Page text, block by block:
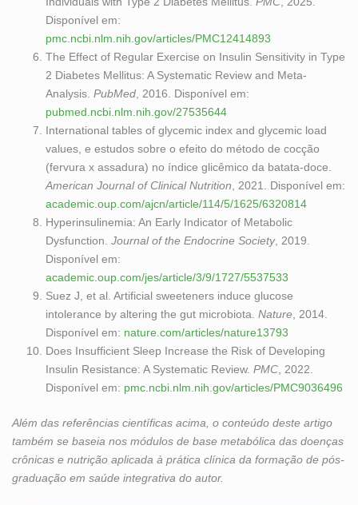
Disponível em:
pmc.ncbi.nlm.nih.gov/articles/PMC12414893
The Effect of Regular Exercise on Insulin Sensitivity in Type
2 Diabetes Mellitus: A Systematic Review and Meta-
Analysis. PubMed, 2016. Disponível em:
pubmed.ncbi.nlm.nih.gov/27535644
International tables of glycemic index and glycemic load
values, e estudos sobre o efeito do método de cocção
(fervura x assadura) no índice glicêmico da batata-doce.
American Journal of Clinical Nutrition, 2021. Disponível em:
academic.oup.com/ajcn/article/114/5/1625/6320814
Hyperinsulinemia: An Early Indicator of Metabolic
Dysfunction. Journal of the Endocrine Society, 2019.
Disponível em:
academic.oup.com/jes/article/3/9/1727/5537533
Suez J, et al. Artificial sweeteners induce glucose
intolerance by altering the gut microbiota. Nature, 2014.
Disponível em: nature.com/articles/nature13793
Does Insufficient Sleep Increase the Risk of Developing
Insulin Resistance: A Systematic Review. PMC, 2022.
Disponível em: pmc.ncbi.nlm.nih.gov/articles/PMC9036496
Além das referências científicas acima, o conteúdo deste artigo
também se baseia nos módulos de base metabólica das doenças
crônicas e nutrição aplicada à prática clínica da formação de pós-
graduação em saúde integrativa do autor.